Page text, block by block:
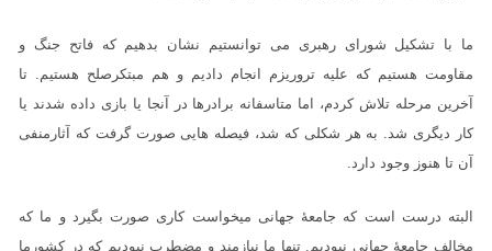
ما با تشکیل شورای رهبری می توانستیم نشان بدهیم که فاتح جنگ و
مقاومت هستیم که علیه تروریزم انجام دادیم و هم مبتکرصلح هستیم. تا
آخرین مرحله تلاش کردم، اما متاسفانه برادرها در آنجا یا بازی داده شدند یا
کار دیگری شد. به هر شکلی که شد، فیصله هایی صورت گرفت که آثارمنفی
آن تا هنوز وجود دارد.
البته درست است که جامعۀ جهانی میخواست کاری صورت بگیرد و ما که
مخالف جامعۀ جهانی نبودیم. تنها ما نیازمند و مضطرب نبودیم که در کشورما